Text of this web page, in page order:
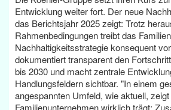
Entwicklung weiter fort. Der neue
das Berichtsjahr 2025 zeigt: Trotz
Rahmenbedingungen treibt das
Nachhaltigkeitsstrategie konsequent
dokumentiert transparent den
bis 2030 und macht zentrale
Handlungsfeldern sichtbar. "In einem
angespannten Umfeld, wie aktuell,
Familienunternehmen wirklich trägt: